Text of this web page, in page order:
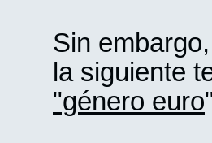
Sin
la siguiente
"género euro